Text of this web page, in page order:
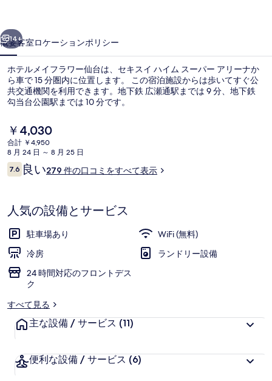
ワ
ー
仙
台
写
真
ギ
ラ
リ
ー
ロビー
14+
概要客室ロケーションポリシー
ホテルメイフラワー仙台は、セキスイ ハイム スーパー アリーナか
ら車で 15 分圏内に位置します。 この宿泊施設からは歩いてすぐ公
共交通機関を利用できます。地下鉄 広瀬通駅までは 9 分、地下鉄
勾当台公園駅までは 10 分です。
現
在
の
料
金
で
す
￥4,030
合計 ￥4,950
8 月 24 日 ～ 8 月 25 日
口
コ
7.610段階中7.6
良い279 件の口コミをすべて表示
人気の設備とサービス
駐車場あり
WiFi (無料)
冷房
ランドリー設備
24 時間対応のフロントデス
ク
すべて見る
主な設備 / サービス (11)
便利な設備 / サービス (6)